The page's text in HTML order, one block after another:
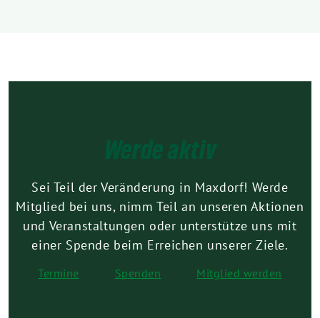
Werde aktiv
Sei Teil der Veränderung in Maxdorf! Werde
Mitglied bei uns, nimm Teil an unseren Aktionen
und Veranstaltungen oder unterstütze uns mit
einer Spende beim Erreichen unserer Ziele.
Termine Spenden Mitglied werden